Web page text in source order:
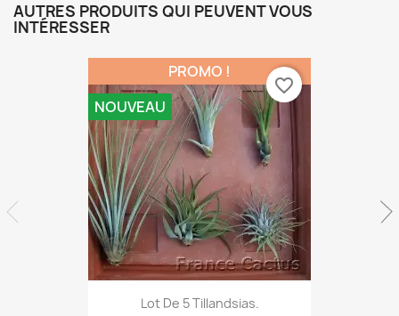
AUTRES PRODUITS QUI PEUVENT VOUS
INTÉRESSER
Aperçu rapide
Lot De 5 Tillandsias.
PROMO !
NOUVEAU
favorite_border